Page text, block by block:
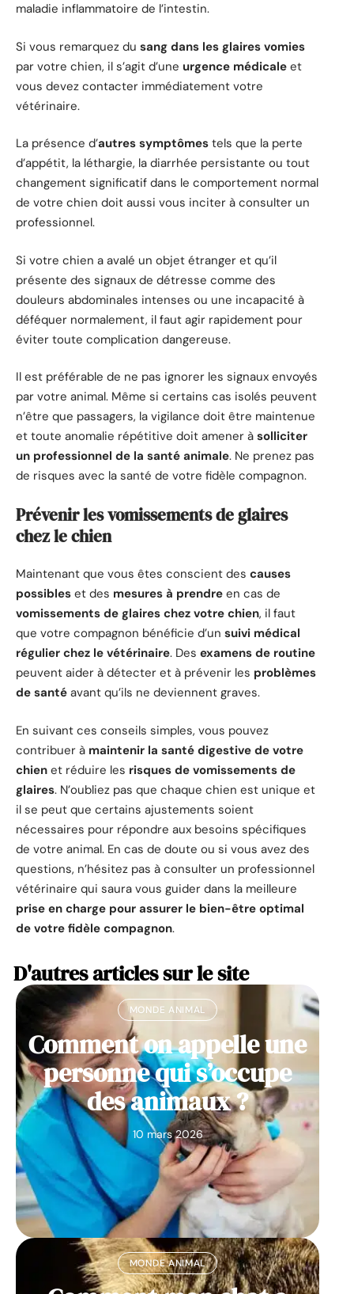
maladie inflammatoire de l’intestin.
Si vous remarquez du sang dans les glaires vomies
par votre chien, il s’agit d’une urgence médicale et
vous devez contacter immédiatement votre
vétérinaire.
La présence d’autres symptômes tels que la perte
d’appétit, la léthargie, la diarrhée persistante ou tout
changement significatif dans le comportement normal
de votre chien doit aussi vous inciter à consulter un
professionnel.
Si votre chien a avalé un objet étranger et qu’il
présente des signaux de détresse comme des
douleurs abdominales intenses ou une incapacité à
déféquer normalement, il faut agir rapidement pour
éviter toute complication dangereuse.
Il est préférable de ne pas ignorer les signaux envoyés
par votre animal. Même si certains cas isolés peuvent
n’être que passagers, la vigilance doit être maintenue
et toute anomalie répétitive doit amener à solliciter
un professionnel de la santé animale. Ne prenez pas
de risques avec la santé de votre fidèle compagnon.
Prévenir les vomissements de glaires
chez le chien
Maintenant que vous êtes conscient des causes
possibles et des mesures à prendre en cas de
vomissements de glaires chez votre chien, il faut
que votre compagnon bénéficie d’un suivi médical
régulier chez le vétérinaire. Des examens de routine
peuvent aider à détecter et à prévenir les problèmes
de santé avant qu’ils ne deviennent graves.
En suivant ces conseils simples, vous pouvez
contribuer à maintenir la santé digestive de votre
chien et réduire les risques de vomissements de
glaires. N’oubliez pas que chaque chien est unique et
il se peut que certains ajustements soient
nécessaires pour répondre aux besoins spécifiques
de votre animal. En cas de doute ou si vous avez des
questions, n’hésitez pas à consulter un professionnel
vétérinaire qui saura vous guider dans la meilleure
prise en charge pour assurer le bien-être optimal
de votre fidèle compagnon.
D'autres articles sur le site
MONDE ANIMAL
Comment on appelle une
personne qui s’occupe
des animaux ?
10 mars 2026
MONDE ANIMAL